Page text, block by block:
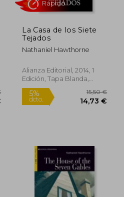
La Casa de los Siete
Tejados
Nathaniel Hawthorne
Alianza Editorial, 2014, 1
Edición, Tapa Blanda,
Nuevo